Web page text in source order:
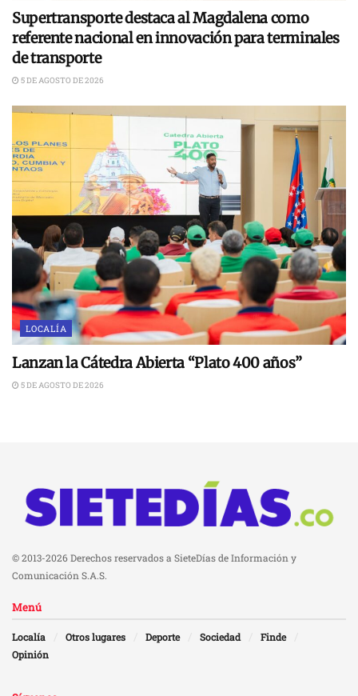
Supertransporte destaca al Magdalena como
referente nacional en innovación para terminales
de transporte
5 DE AGOSTO DE 2026
LOCALÍA
Lanzan la Cátedra Abierta “Plato 400 años”
5 DE AGOSTO DE 2026
© 2013-2026 Derechos reservados a SieteDías de Información y
Comunicación S.A.S.
Menú
Localía Otros lugares Deporte Sociedad
Finde
Opinión